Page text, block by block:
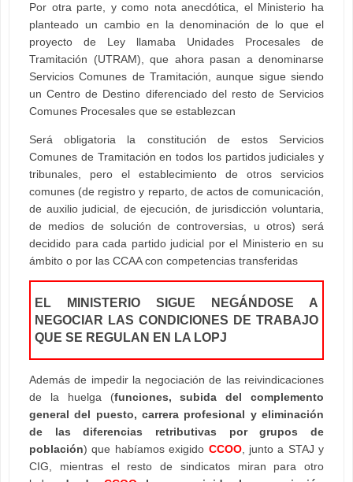
Por otra parte, y como nota anecdótica, el Ministerio ha
planteado un cambio en la denominación de lo que el
proyecto de Ley llamaba Unidades Procesales de
Tramitación (UTRAM), que ahora pasan a denominarse
Servicios Comunes de Tramitación, aunque sigue siendo
un Centro de Destino diferenciado del resto de Servicios
Comunes Procesales que se establezcan
Será obligatoria la constitución de estos Servicios
Comunes de Tramitación en todos los partidos judiciales y
tribunales, pero el establecimiento de otros servicios
comunes (de registro y reparto, de actos de comunicación,
de auxilio judicial, de ejecución, de jurisdicción voluntaria,
de medios de solución de controversias, u otros) será
decidido para cada partido judicial por el Ministerio en su
ámbito o por las CCAA con competencias transferidas
EL MINISTERIO SIGUE NEGÁNDOSE A
NEGOCIAR LAS CONDICIONES DE TRABAJO
QUE SE REGULAN EN LA LOPJ
Además de impedir la negociación de las reivindicaciones
de la huelga (funciones, subida del complemento
general del puesto, carrera profesional y eliminación
de las diferencias retributivas por grupos de
población) que habíamos exigido CCOO, junto a STAJ y
CIG, mientras el resto de sindicatos miran para otro